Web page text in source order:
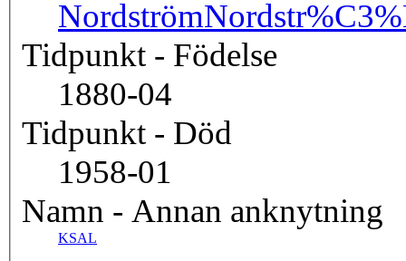
Nordström
Tidpunkt - Födelse
1880-04
Tidpunkt - Död
1958-01
Namn - Annan anknytning
KSAL